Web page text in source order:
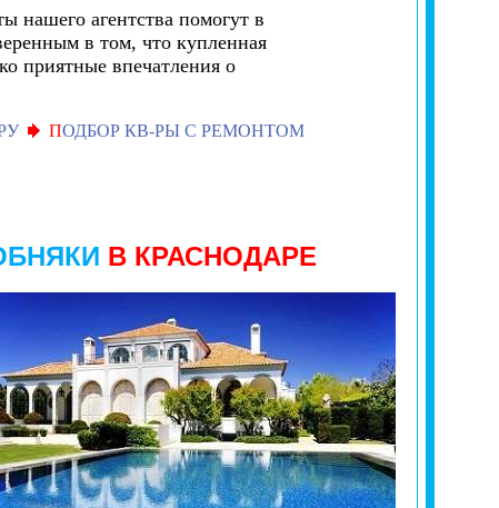
нашего агентства помогут в
в том, что купленная
приятные впечатления о
ПОДБОР КВ-РЫ С РЕМОНТОМ
В КРАСНОДАРЕ